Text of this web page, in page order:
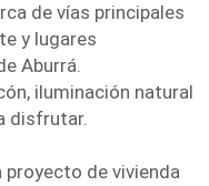
de vías principales
y lugares
Aburrá.
iluminación natural
disfrutar.
proyecto de vivienda